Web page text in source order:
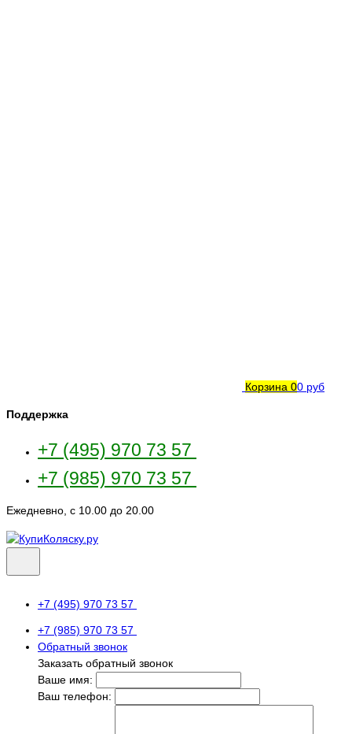
Корзина 00 руб
Поддержка
+7 (495) 970 73 57
+7 (985) 970 73 57
Ежедневно, с 10.00 до 20.00
+7 (495) 970 73 57
+7 (985) 970 73 57
Обратный звонок
Заказать обратный звонок
Ваше имя:
Ваш телефон: